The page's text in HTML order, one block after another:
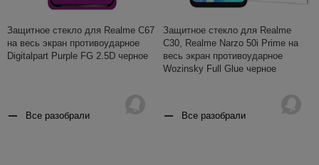
Защитное стекло для Realme C67
на весь экран противоударное
Digitalpart Purple FG 2.5D черное
Все разобрали
Защитное стекло для Realme
C30, Realme Narzo 50i Prime на
весь экран противоударное
Wozinsky Full Glue черное
Все разобрали